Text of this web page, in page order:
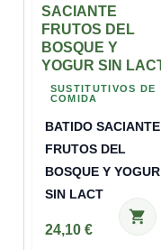
SUSTITUTIVOS DE
COMIDA
BATIDO SACIANTE
FRUTOS DEL
BOSQUE Y YOGUR
SIN LACT
24,10 €
shopping_cart